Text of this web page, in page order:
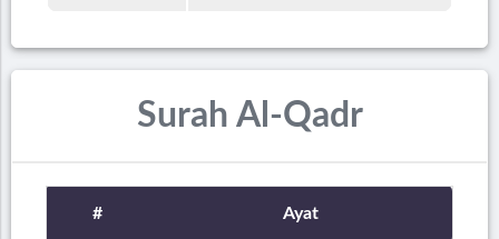
Surah Al-Qadr
# Ayat